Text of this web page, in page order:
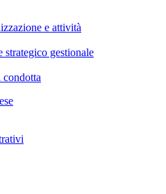
e attività
gestionale